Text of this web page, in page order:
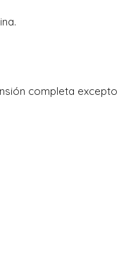
completa